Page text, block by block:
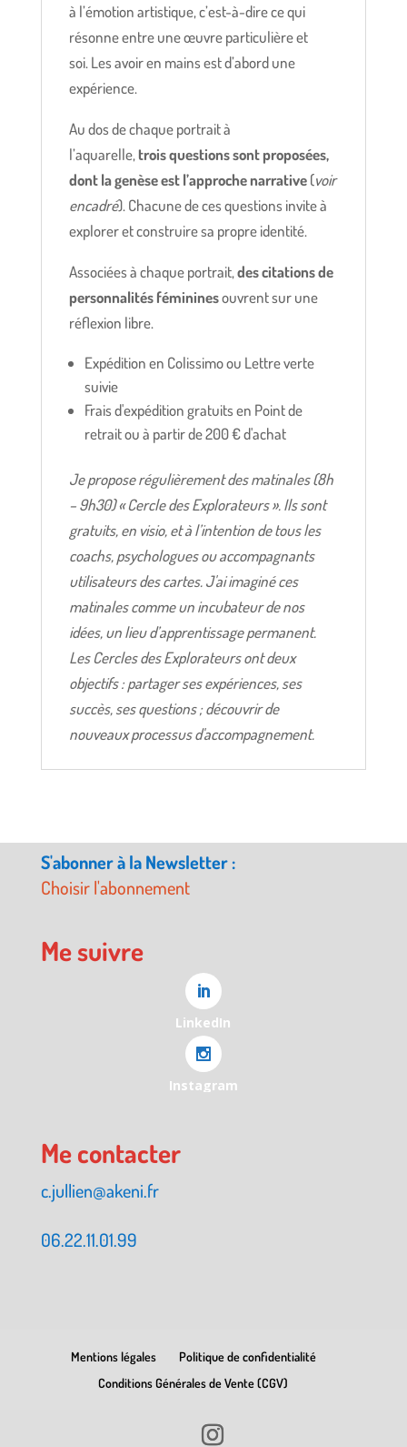
à l’émotion artistique, c’est-à-dire ce qui
résonne entre une œuvre particulière et
soi. Les avoir en mains est d’abord une
expérience.
Au dos de chaque portrait à
l’aquarelle,troisquestionssont proposées,
dont la genèse est l’approche narrative(voir
encadré). Chacune de ces questions invite à
explorer et construire sa propre identité.
Associées à chaque portrait,des citations de
personnalités fémininesouvrent sur une
réflexion libre.
Expédition en Colissimo ou Lettre verte
suivie
Frais d'expédition gratuits en Point de
retrait ou à partir de 200 € d'achat
Je propose régulièrement des matinales (8h
– 9h30) « Cercle des Explorateurs ». Ils sont
gratuits, en visio, et à l’intention de tous les
coachs, psychologues ou accompagnants
utilisateurs des cartes. J'ai imaginé ces
matinales comme un incubateur de nos
idées, un lieu d’apprentissage permanent.
Les Cercles des Explorateurs ont deux
objectifs : partager ses expériences, ses
succès, ses questions ; découvrir de
nouveaux processus d'accompagnement.
S'abonner à la Newsletter :
Choisir l'abonnement
Me suivre
LinkedIn
Instagram
Me contacter
c.jullien@akeni.fr
06.22.11.01.99
Mentions légales
Politique de confidentialité
Conditions Générales de Vente (CGV)